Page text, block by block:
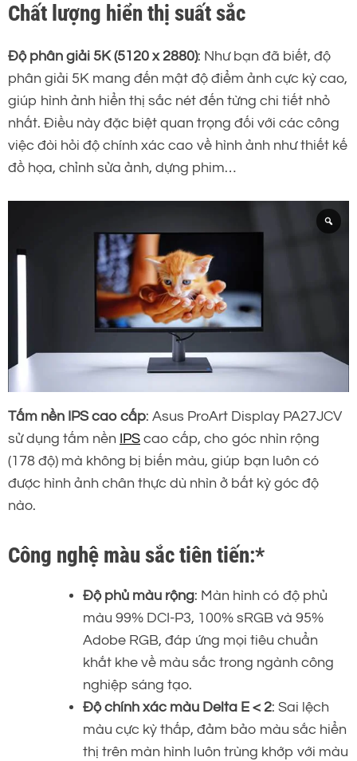
Chất lượng hiển thị suất sắc
Độ phân giải 5K (5120 x 2880): Như bạn đã biết, độ
phân giải 5K mang đến mật độ điểm ảnh cực kỳ cao,
giúp hình ảnh hiển thị sắc nét đến từng chi tiết nhỏ
nhất. Điều này đặc biệt quan trọng đối với các công
việc đòi hỏi độ chính xác cao về hình ảnh như thiết kế
đồ họa, chỉnh sửa ảnh, dựng phim…
Tấm nền IPS cao cấp: Asus ProArt Display PA27JCV
sử dụng tấm nền IPS cao cấp, cho góc nhìn rộng
(178 độ) mà không bị biến màu, giúp bạn luôn có
được hình ảnh chân thực dù nhìn ở bất kỳ góc độ
nào.
Công nghệ màu sắc tiên tiến:*
Độ phủ màu rộng: Màn hình có độ phủ
màu 99% DCI-P3, 100% sRGB và 95%
Adobe RGB, đáp ứng mọi tiêu chuẩn
khắt khe về màu sắc trong ngành công
nghiệp sáng tạo.
Độ chính xác màu Delta E < 2: Sai lệch
màu cực kỳ thấp, đảm bảo màu sắc hiển
thị trên màn hình luôn trùng khớp với màu